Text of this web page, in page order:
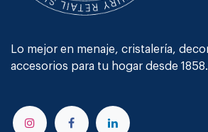
Lo mejor en menaje, cristalería,
accesorios para tu hogar desde 1858.